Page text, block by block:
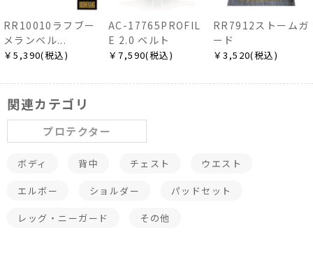
RR10010ラフブー
メランベル...
￥5,390(税込)
AC-17765PROFIL
E 2.0 ベルト
￥7,590(税込)
RR7912ストームガ
ード
￥3,520(税込)
関連カテゴリ
プロテクター
ボディ 背中 チェスト ウエスト
エルボー ショルダー パッドセット
レッグ・ニーガード その他